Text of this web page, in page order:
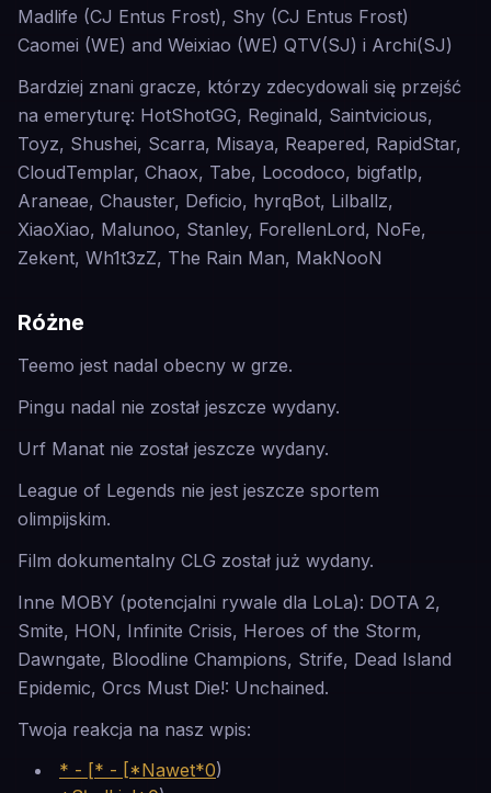
Madlife (CJ Entus Frost), Shy (CJ Entus Frost)
Caomei (WE) and Weixiao (WE) QTV(SJ) i Archi(SJ)
Bardziej znani gracze, którzy zdecydowali się przejść
na emeryturę: HotShotGG, Reginald, Saintvicious,
Toyz, Shushei, Scarra, Misaya, Reapered, RapidStar,
CloudTemplar, Chaox, Tabe, Locodoco, bigfatlp,
Araneae, Chauster, Deficio, hyrqBot, Lilballz,
XiaoXiao, Malunoo, Stanley, ForellenLord, NoFe,
Zekent, Wh1t3zZ, The Rain Man, MakNooN
Różne
Teemo jest nadal obecny w grze.
Pingu nadal nie został jeszcze wydany.
Urf Manat nie został jeszcze wydany.
League of Legends nie jest jeszcze sportem
olimpijskim.
Film dokumentalny CLG został już wydany.
Inne MOBY (potencjalni rywale dla LoLa): DOTA 2,
Smite, HON, Infinite Crisis, Heroes of the Storm,
Dawngate, Bloodline Champions, Strife, Dead Island
Epidemic, Orcs Must Die!: Unchained.
Twoja reakcja na nasz wpis:
* - [* - [*Nawet*0)